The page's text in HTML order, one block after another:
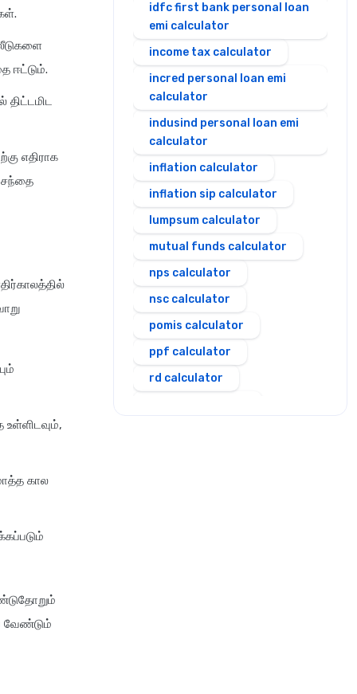
ஈட்டும்.
திட்டமிட
எதிராக
சந்தை
கால
வேண்டும்
idfc first bank personal loan
emi calculator
income tax calculator
incred personal loan emi
calculator
indusind personal loan emi
calculator
inflation calculator
inflation sip calculator
lumpsum calculator
mutual funds calculator
nps calculator
nsc calculator
pomis calculator
ppf calculator
rd calculator